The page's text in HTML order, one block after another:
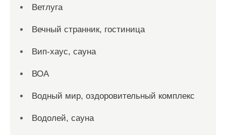
Ветлуга
Вечный странник, гостиница
Вип-хаус, сауна
ВОА
Водный мир, оздоровительный комплекс
Водолей, сауна